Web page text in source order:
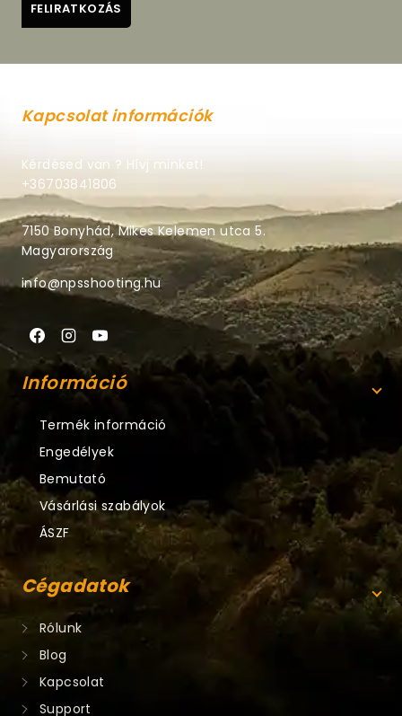
Kapcsolat információk
Kérdésed van ? Hívj minket!
+36703841806
7150 Bonyhád, Mikes Kelemen utca 5.
Magyarország
info@npsshooting.hu
Információ
Termék információ
Engedélyek
Bemutató
Vásárlási szabályok
ÁSZF
Cégadatok
Rólunk
Blog
Kapcsolat
Support